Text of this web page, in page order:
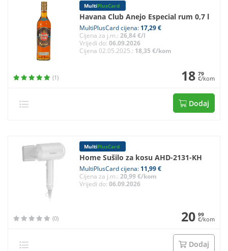
MultiPlusCard
Havana Club Anejo Especial rum 0,7 l
MultiPlusCard cijena: 17,29 €
Cijena za j.m.: 26,84 €/l
Vrijedi do: 06.09.2026
Cijena 02.05.2025.: 18,35 €/kom
(1) 18 79
€/kom
Dodaj
MultiPlusCard
Home Sušilo za kosu AHD-2131-KH
MultiPlusCard cijena: 11,99 €
Cijena za j.m.: 20,99 €/kom
Vrijedi do: 06.09.2026
(0) 20 99
€/kom
Dodaj